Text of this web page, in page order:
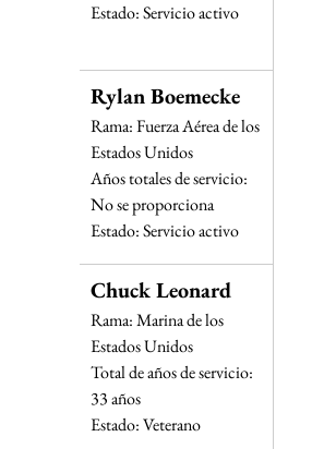
Estado: Servicio activo
Rylan Boemecke
Rama: Fuerza Aérea de los
Estados Unidos
Años totales de servicio:
No se proporciona
Estado: Servicio activo
Chuck Leonard
Rama: Marina de los
Estados Unidos
Total de años de servicio:
33 años
Estado: Veterano